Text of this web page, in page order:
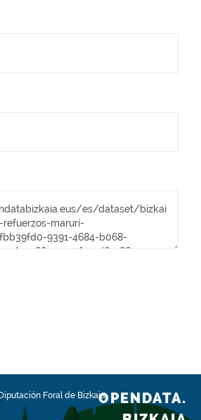
Diputación Foral de BizkaiaOPENDATA.